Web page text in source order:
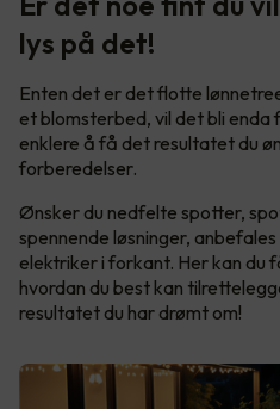
lys på det!
Enten det er det flotte
et blomsterbed, vil det bli enda
enklere å få det resultatet du
forberedelser.
Ønsker du nedfelte spotter,
spennende løsninger,
elektriker i forkant. Her kan du
hvordan du best kan
resultatet du har drømt om!